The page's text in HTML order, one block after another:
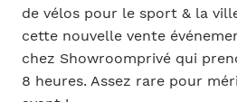
de vélos pour le sport & la
cette nouvelle vente
chez Showroomprivé qui
8 heures. Assez rare pour